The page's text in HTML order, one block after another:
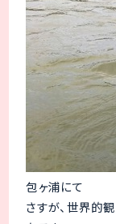
包ヶ浦にて
さすが、世界的